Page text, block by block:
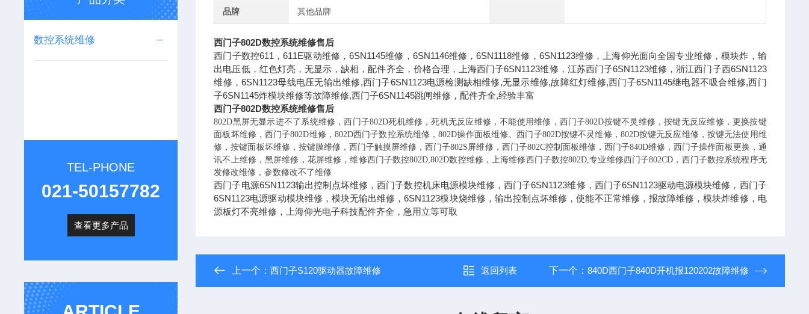
数控系统维修
TEL-PHONE
021-50157782
查看更多产品
品牌 其他品牌
西门子802D数控系统维修售后
西门子数控611，611E驱动维修，6SN1145维修，6SN1146维修，6SN1118维修，6SN1123维修，上海仰光面向全国专业维修，模块炸，输
出电压低，红色灯亮，无显示，缺相，配件齐全，价格合理，上海西门子6SN1123维修，江苏西门子6SN1123维修，浙江西门子西6SN1123
维修，6SN1123母线电压无输出维修,西门子6SN1123电源检测缺相维修,无显示维修,故障红灯维修,西门子6SN1145继电器不吸合维修,西门
子6SN1145炸模块维修等故障维修,西门子6SN1145跳闸维修，配件齐全,经验丰富
西门子802D数控系统维修售后
802D黑屏无显示进不了系统维修，西门子802D死机维修，死机无反应维修，不能使用维修，西门子802D按键不灵维修，按键无反应维修，更换按键
面板坏维修，西门子802D维修，802D西门子数控系统维修，802D操作面板维修。西门子802D按键不灵维修，802D按键无反应维修，按键无法使用维
修，按键面板坏维修，按键膜维修，西门子触摸屏维修，西门子802S屏维修，西门子802C控制面板维修，西门子840D维修，西门子操作面板更换，通
讯不上维修，黑屏维修，花屏维修，维修西门子数控802D,802D数控维修，上海维修西门子数控802D,专业维修西门子802CD，西门子数控系统程序无
发修改维修，参数修改不了维修
西门子电源6SN1123输出控制点坏维修，西门子数控机床电源模块维修，西门子6SN1123维修，西门子6SN1123驱动电源模块维修，西门子
6SN1123电源驱动模块维修，模块无输出维修，6SN1123模块烧维修，输出控制点坏维修，使能不正常维修，报故障维修，模块炸维修，电
源板灯不亮维修，上海仰光电子科技配件齐全，急用立等可取
上一个：西门子S120驱动器故障维修 返回列表 下一个： 840D西门子840D开机报120202故障维修